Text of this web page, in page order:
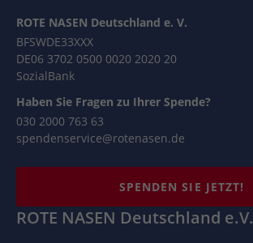
ROTE NASEN Deutschland e. V.
BFSWDE33XXX
DE06 3702 0500 0020 2020 20
SozialBank
Haben Sie Fragen zu Ihrer Spende?
030 2000 763 63
spendenservice@rotenasen.de
SPENDEN SIE JETZT!
ROTE NASEN Deutschland e.V.